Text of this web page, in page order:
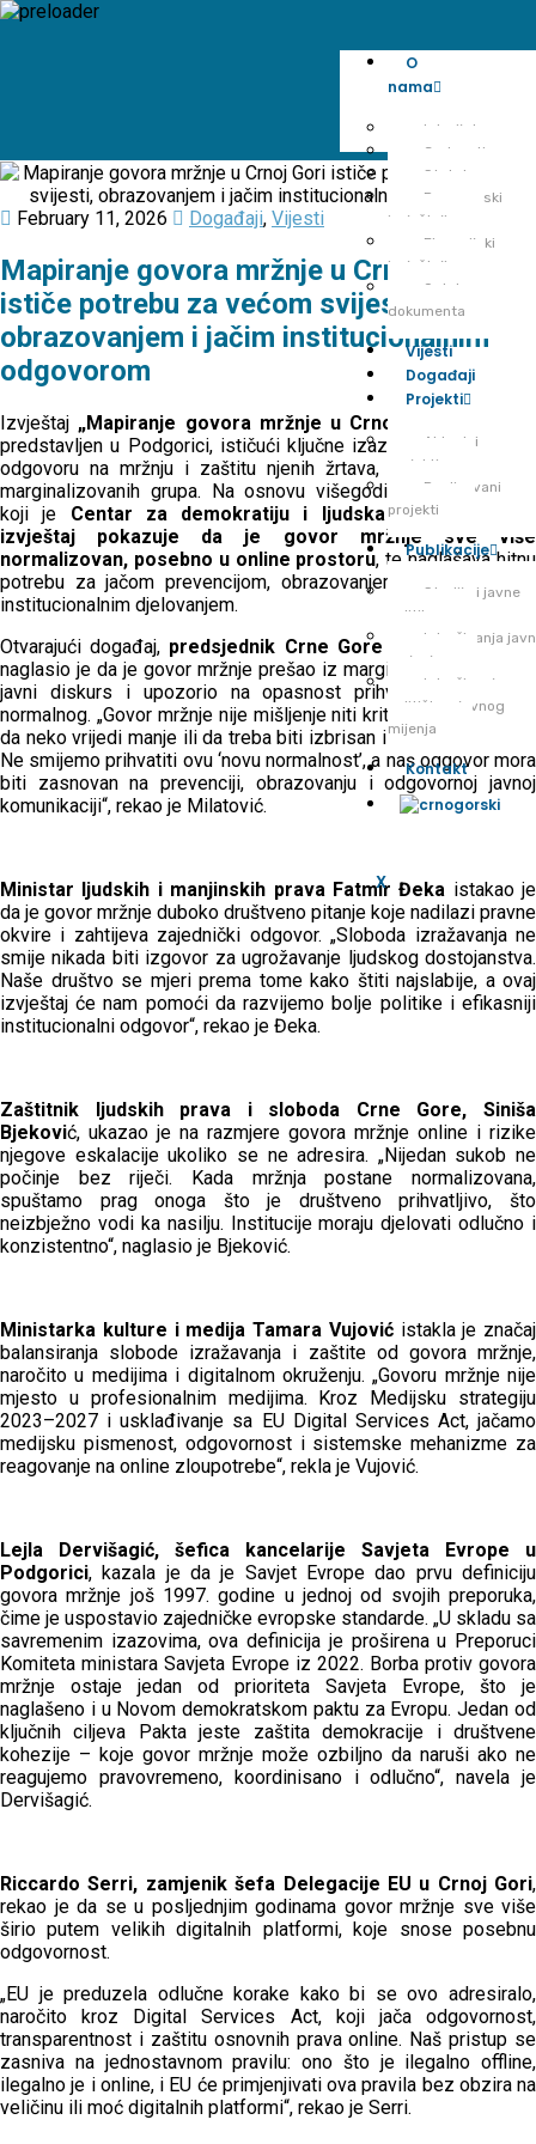
O
nama
Istorijat
Cedem tim
Statut
Programski
izvještaji
Finansijski
izvještaji
Ostala
dokumenta
Vijesti
Događaji
Projekti
Aktuelni
projekti
Realizovani
projekti
Publikacije
Studije i javne
politike
Istraživanja
mnjenja
Istraživanje
političkog javnog
mijenja
Kontakt
X
February 11, 2026 Događaji, Vijesti
Mapiranje govora mržnje u Crnoj Gori
ističe potrebu za većom svijesti,
obrazovanjem i jačim institucionalnim
odgovorom
Izvještaj „Mapiranje govora mržnje u Crnoj Gori“
predstavljen u Podgorici, ističući ključne izazove i probleme u
odgovoru na mržnju i zaštitu njenih žrtava, posebno onih iz
marginalizovanih grupa. Na osnovu višegodišnjeg istraživanja
koji je Centar za demokratiju i ljudska prava
izvještaj pokazuje da je govor mržnje sve više
normalizovan, posebno u online prostoru, te naglašava hitnu
potrebu za jačom prevencijom, obrazovanjem i koordiniranim
institucionalnim djelovanjem.
Otvarajući događaj, predsjednik Crne Gore Jakov Milatović
naglasio je da je govor mržnje prešao iz margina u svakodnevni
javni diskurs i upozorio na opasnost prihvatanja toga kao
normalnog. „Govor mržnje nije mišljenje niti kritika – to je poruka
da neko vrijedi manje ili da treba biti izbrisan iz javnog prostora.
Ne smijemo prihvatiti ovu ‘novu normalnost’, a naš odgovor mora
biti zasnovan na prevenciji, obrazovanju i odgovornoj javnoj
komunikaciji“, rekao je Milatović.
Ministar ljudskih i manjinskih prava Fatmir Đeka istakao je
da je govor mržnje duboko društveno pitanje koje nadilazi pravne
okvire i zahtijeva zajednički odgovor. „Sloboda izražavanja ne
smije nikada biti izgovor za ugrožavanje ljudskog dostojanstva.
Naše društvo se mjeri prema tome kako štiti najslabije, a ovaj
izvještaj će nam pomoći da razvijemo bolje politike i efikasniji
institucionalni odgovor“, rekao je Đeka.
Zaštitnik ljudskih prava i sloboda Crne Gore, Siniša
Bjeković, ukazao je na razmjere govora mržnje online i rizike
njegove eskalacije ukoliko se ne adresira. „Nijedan sukob ne
počinje bez riječi. Kada mržnja postane normalizovana,
spuštamo prag onoga što je društveno prihvatljivo, što
neizbježno vodi ka nasilju. Institucije moraju djelovati odlučno i
konzistentno“, naglasio je Bjeković.
Ministarka kulture i medija Tamara Vujovićistakla je značaj
balansiranja slobode izražavanja i zaštite od govora mržnje,
naročito u medijima i digitalnom okruženju. „Govoru mržnje nije
mjesto u profesionalnim medijima. Kroz Medijsku strategiju
2023–2027 i usklađivanje sa EU Digital Services Act, jačamo
medijsku pismenost, odgovornost i sistemske mehanizme za
reagovanje na online zloupotrebe“, rekla je Vujović.
Lejla Dervišagić, šefica kancelarije Savjeta Evrope u
Podgorici, kazala je da je Savjet Evrope dao prvu definiciju
govora mržnje još 1997. godine u jednoj od svojih preporuka,
čime je uspostavio zajedničke evropske standarde. „U skladu sa
savremenim izazovima, ova definicija je proširena u Preporuci
Komiteta ministara Savjeta Evrope iz 2022. Borba protiv govora
mržnje ostaje jedan od prioriteta Savjeta Evrope, što je
naglašeno i u Novom demokratskom paktu za Evropu. Jedan od
ključnih ciljeva Pakta jeste zaštita demokracije i društvene
kohezije – koje govor mržnje može ozbiljno da naruši ako ne
reagujemo pravovremeno, koordinisano i odlučno“, navela je
Dervišagić.
Riccardo Serri, zamjenik šefa Delegacije EU u Crnoj Gori,
rekao je da se u posljednjim godinama govor mržnje sve više
širio putem velikih digitalnih platformi, koje snose posebnu
odgovornost.
„EU je preduzela odlučne korake kako bi se ovo adresiralo,
naročito kroz Digital Services Act, koji jača odgovornost,
transparentnost i zaštitu osnovnih prava online. Naš pristup se
zasniva na jednostavnom pravilu: ono što je ilegalno offline,
ilegalno je i online, i EU će primjenjivati ova pravila bez obzira na
veličinu ili moć digitalnih platformi“, rekao je Serri.